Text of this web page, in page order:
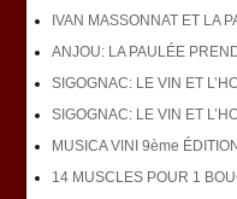
IVAN MASSONNAT ET LA
ANJOU: LA PAULÉE
SIGOGNAC: LE VIN ET
SIGOGNAC: LE VIN ET
MUSICA VINI 9ème
14 MUSCLES POUR 1